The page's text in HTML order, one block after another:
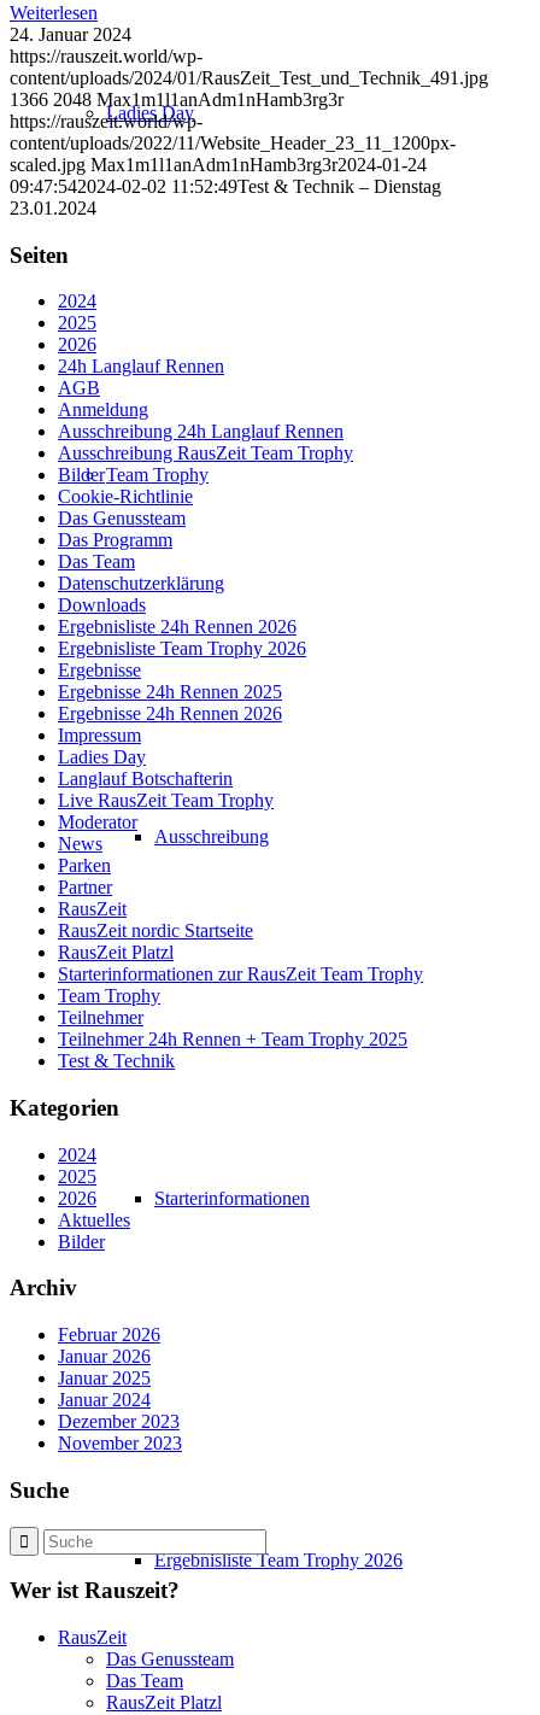
Ladies Day
Team Trophy
Ausschreibung
Starterinformationen
Ergebnisliste Team Trophy 2026
Weiterlesen
24. Januar 2024
https://rauszeit.world/wp-
content/uploads/2024/01/RausZeit_Test_und_Technik_491.jpg
1366 2048 Max1m1l1anAdm1nHamb3rg3r
https://rauszeit.world/wp-
content/uploads/2022/11/Website_Header_23_11_1200px-
scaled.jpg Max1m1l1anAdm1nHamb3rg3r2024-01-24
09:47:542024-02-02 11:52:49Test & Technik – Dienstag
23.01.2024
Seiten
2024
2025
2026
24h Langlauf Rennen
AGB
Anmeldung
Ausschreibung 24h Langlauf Rennen
Ausschreibung RausZeit Team Trophy
Bilder
Cookie-Richtlinie
Das Genussteam
Das Programm
Das Team
Datenschutzerklärung
Downloads
Ergebnisliste 24h Rennen 2026
Ergebnisliste Team Trophy 2026
Ergebnisse
Ergebnisse 24h Rennen 2025
Ergebnisse 24h Rennen 2026
Impressum
Ladies Day
Langlauf Botschafterin
Live RausZeit Team Trophy
Moderator
News
Parken
Partner
RausZeit
RausZeit nordic Startseite
RausZeit Platzl
Starterinformationen zur RausZeit Team Trophy
Team Trophy
Teilnehmer
Teilnehmer 24h Rennen + Team Trophy 2025
Test & Technik
Kategorien
2024
2025
2026
Aktuelles
Bilder
Archiv
Februar 2026
Januar 2026
Januar 2025
Januar 2024
Dezember 2023
November 2023
Suche
Wer ist Rauszeit?
RausZeit
Das Genussteam
Das Team
RausZeit Platzl